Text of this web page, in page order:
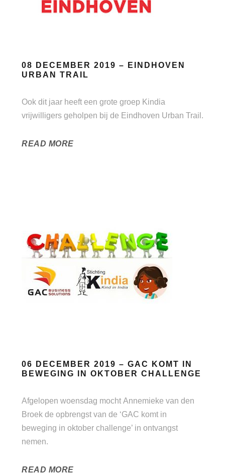
08 DECEMBER 2019 – EINDHOVEN
URBAN TRAIL
Ook dit jaar heeft een grote groep Kindia
vrijwilligers geholpen bij de Eindhoven Urban Trail.
READ MORE
06 DECEMBER 2019 – GAC KOMT IN
BEWEGING IN OKTOBER CHALLENGE
Afgelopen woensdag mocht Annemieke van den
Broek de opbrengst van de ‘GAC komt in
beweging in oktober challenge’ in ontvangst
nemen.
READ MORE